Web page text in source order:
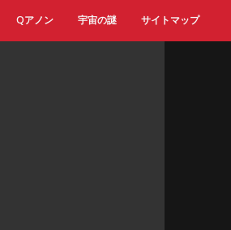
Qアノン 宇宙の謎 サイトマップ